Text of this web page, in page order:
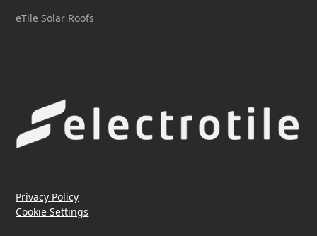
eTile Solar Roofs
Privacy Policy
Cookie Settings